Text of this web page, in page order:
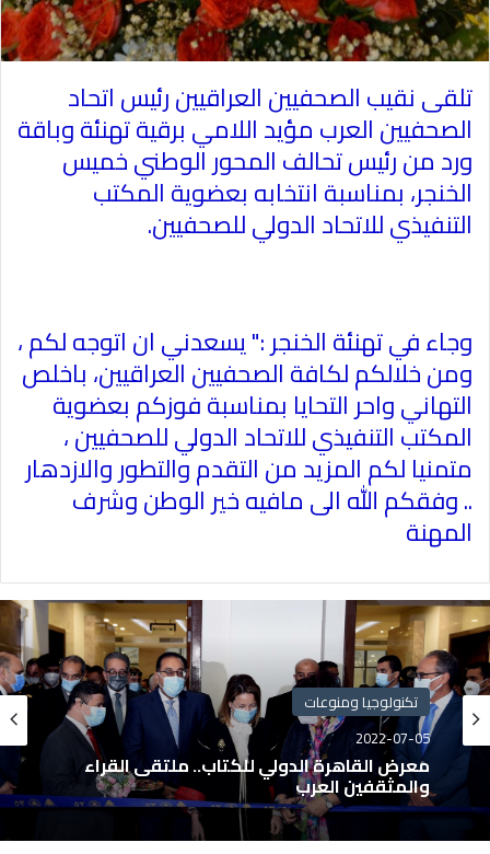
تلقى نقيب الصحفيين العراقيين رئيس اتحاد
الصحفيين العرب مؤيد اللامي برقية تهنئة وباقة
ورد من رئيس تحالف المحور الوطني خميس
الخنجر، بمناسبة انتخابه بعضوية المكتب
التنفيذي للاتحاد الدولي للصحفيين.
وجاء في تهنئة الخنجر :" يسعدني ان اتوجه لكم ،
ومن خلالكم لكافة الصحفيين العراقيين، باخلص
التهاني واحر التحايا بمناسبة فوزكم بعضوية
المكتب التنفيذي للاتحاد الدولي للصحفيين ،
متمنيا لكم المزيد من التقدم والتطور والازدهار
.. وفقكم الله الى مافيه خير الوطن وشرف
المهنة
تكنولوجيا ومنوعات
2022-07-05
معرض القاهرة الدولي للكتاب.. ملتقى القراء
والمثقفين العرب